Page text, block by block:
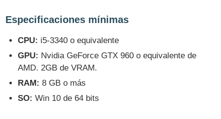
Especificaciones mínimas
CPU: i5-3340 o equivalente
GPU: Nvidia GeForce GTX 960 o equivalente de
AMD. 2GB de VRAM.
RAM: 8 GB o más
SO: Win 10 de 64 bits